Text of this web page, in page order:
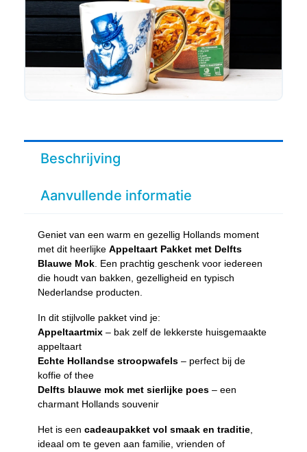
Beschrijving
Aanvullende informatie
Geniet van een warm en gezellig Hollands moment
met dit heerlijke Appeltaart Pakket met Delfts
Blauwe Mok. Een prachtig geschenk voor iedereen
die houdt van bakken, gezelligheid en typisch
Nederlandse producten.
In dit stijlvolle pakket vind je:
Appeltaartmix – bak zelf de lekkerste huisgemaakte
appeltaart
Echte Hollandse stroopwafels – perfect bij de
koffie of thee
Delfts blauwe mok met sierlijke poes – een
charmant Hollands souvenir
Het is een cadeaupakket vol smaak en traditie,
ideaal om te geven aan familie, vrienden of